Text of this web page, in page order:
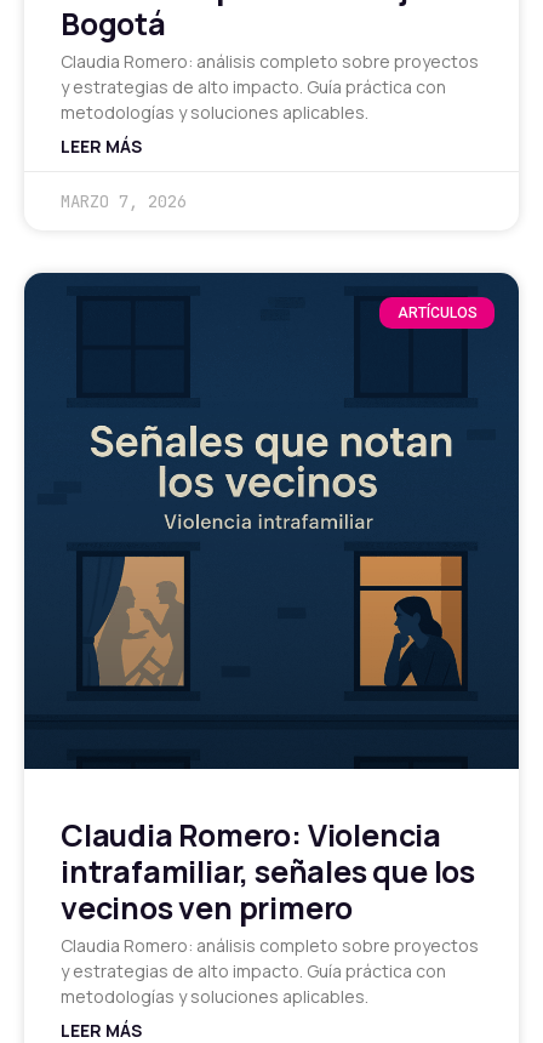
Bogotá
Claudia Romero: análisis completo sobre proyectos
y estrategias de alto impacto. Guía práctica con
metodologías y soluciones aplicables.
LEER MÁS
MARZO 7, 2026
ARTÍCULOS
Claudia Romero: Violencia
intrafamiliar, señales que los
vecinos ven primero
Claudia Romero: análisis completo sobre proyectos
y estrategias de alto impacto. Guía práctica con
metodologías y soluciones aplicables.
LEER MÁS